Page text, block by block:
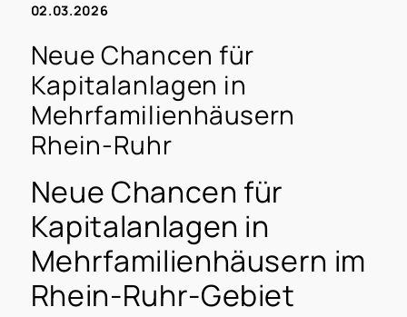
02.03.2026
Neue Chancen für
Kapitalanlagen in
Mehrfamilienhäusern
Rhein-Ruhr
Neue Chancen für
Kapitalanlagen in
Mehrfamilienhäusern im
Rhein-Ruhr-Gebiet